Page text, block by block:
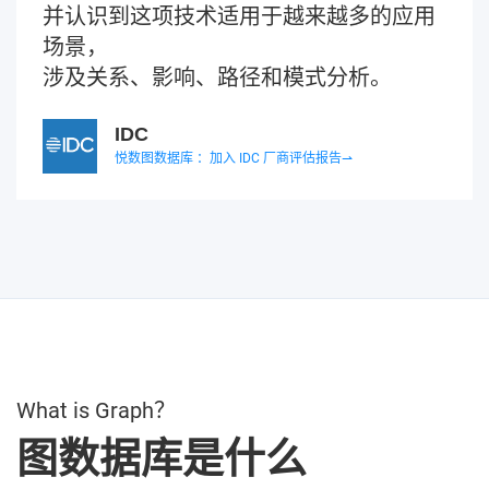
并认识到这项技术适用于越来越多的应用
场景，
涉及关系、影响、路径和模式分析。
IDC
悦数图数据库 ：加入 IDC 厂商评估报告⇀
What is Graph？
图数据库是什么